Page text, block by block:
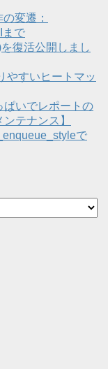
変遷：
まで
復活公開しまし
やすいヒートマッ
ぱいでレポートの
テナンス】
で